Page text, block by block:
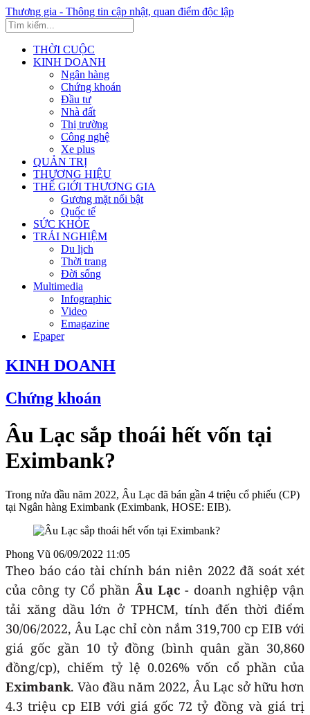
Thương gia - Thông tin cập nhật, quan điểm độc lập
THỜI CUỘC
KINH DOANH
Ngân hàng
Chứng khoán
Đầu tư
Nhà đất
Thị trường
Công nghệ
Xe plus
QUẢN TRỊ
THƯƠNG HIỆU
THẾ GIỚI THƯƠNG GIA
Gương mặt nổi bật
Quốc tế
SỨC KHỎE
TRẢI NGHIỆM
Du lịch
Thời trang
Đời sống
Multimedia
Infographic
Video
Emagazine
Epaper
KINH DOANH
Chứng khoán
Âu Lạc sắp thoái hết vốn tại
Eximbank?
Trong nửa đầu năm 2022, Âu Lạc đã bán gần 4 triệu cổ phiếu (CP)
tại Ngân hàng Eximbank (Eximbank, HOSE: EIB).
Phong Vũ 06/09/2022 11:05
Theo báo cáo tài chính bán niên 2022 đã soát xét
của công ty Cổ phần Âu Lạc - doanh nghiệp vận
tải xăng dầu lớn ở TPHCM, tính đến thời điểm
30/06/2022, Âu Lạc chỉ còn nắm 319,700 cp EIB với
giá gốc gần 10 tỷ đồng (bình quân gần 30,860
đồng/cp), chiếm tỷ lệ 0.026% vốn cổ phần của
Eximbank. Vào đầu năm 2022, Âu Lạc sở hữu hơn
4.3 triệu cp EIB với giá gốc 72 tỷ đồng và giá trị